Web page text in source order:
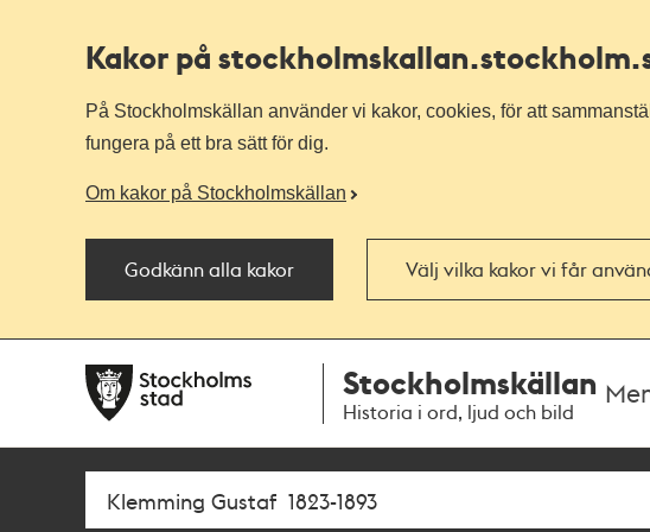
Kakor på stockholmskallan
På Stockholmskällan använder vi kakor, cookies, för att
fungera på ett bra sätt för dig.
Om kakor på Stockholmskällan
Godkänn alla kakor Välj vilka kakor vi får
navigationen
huvudinnehållet
Stockholmskällan
Historia i ord, ljud och bild
Sök